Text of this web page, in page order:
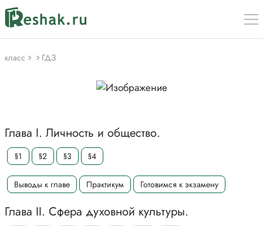
класс ГДЗ
Глава I. Личность и общество.
§1 §2 §3 §4
Выводы к главе Практикум Готовимся к экзамену
Глава II. Сфера духовной культуры.